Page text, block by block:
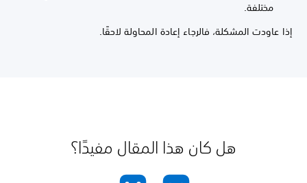
مختلفة.
إذا عاودت المشكلة، فالرجاء إعادة المحاولة لاحقًا.
هل كان هذا المقال مفيدًا؟